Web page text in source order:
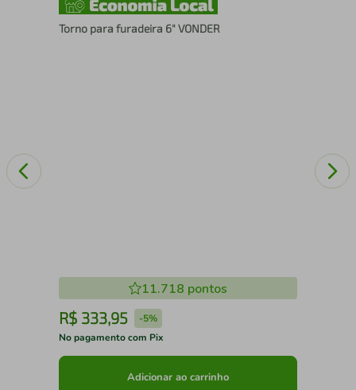
Torno para furadeira 6" VONDER
11.718 pontos
R$ 333,95 -5%
No pagamento com Pix
Adicionar ao carrinho